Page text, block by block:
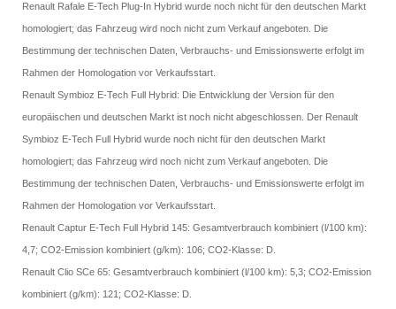
Renault Rafale E-Tech Plug-In Hybrid wurde noch nicht für den deutschen Markt
homologiert; das Fahrzeug wird noch nicht zum Verkauf angeboten. Die
Bestimmung der technischen Daten, Verbrauchs- und Emissionswerte erfolgt im
Rahmen der Homologation vor Verkaufsstart.
Renault Symbioz E-Tech Full Hybrid: Die Entwicklung der Version für den
europäischen und deutschen Markt ist noch nicht abgeschlossen. Der Renault
Symbioz E-Tech Full Hybrid wurde noch nicht für den deutschen Markt
homologiert; das Fahrzeug wird noch nicht zum Verkauf angeboten. Die
Bestimmung der technischen Daten, Verbrauchs- und Emissionswerte erfolgt im
Rahmen der Homologation vor Verkaufsstart.
Renault Captur E-Tech Full Hybrid 145: Gesamtverbrauch kombiniert (l/100 km):
4,7; CO2-Emission kombiniert (g/km): 106; CO2-Klasse: D.
Renault Clio SCe 65: Gesamtverbrauch kombiniert (l/100 km): 5,3; CO2-Emission
kombiniert (g/km): 121; CO2-Klasse: D.